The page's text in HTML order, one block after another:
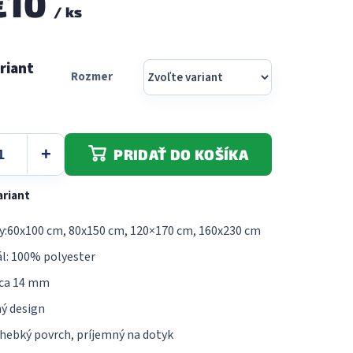
5
/ ks
Rozmer
PRIDAŤ DO KOŠÍKA
cm, 80x150 cm, 120×170 cm, 160x230 cm
100% polyester
14 mm
design
povrch, príjemný na dotyk